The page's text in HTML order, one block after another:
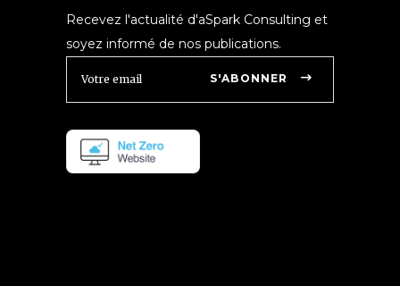
Recevez l'actualité d'aSpark Consulting et
soyez informé de nos publications.
S'ABONNER